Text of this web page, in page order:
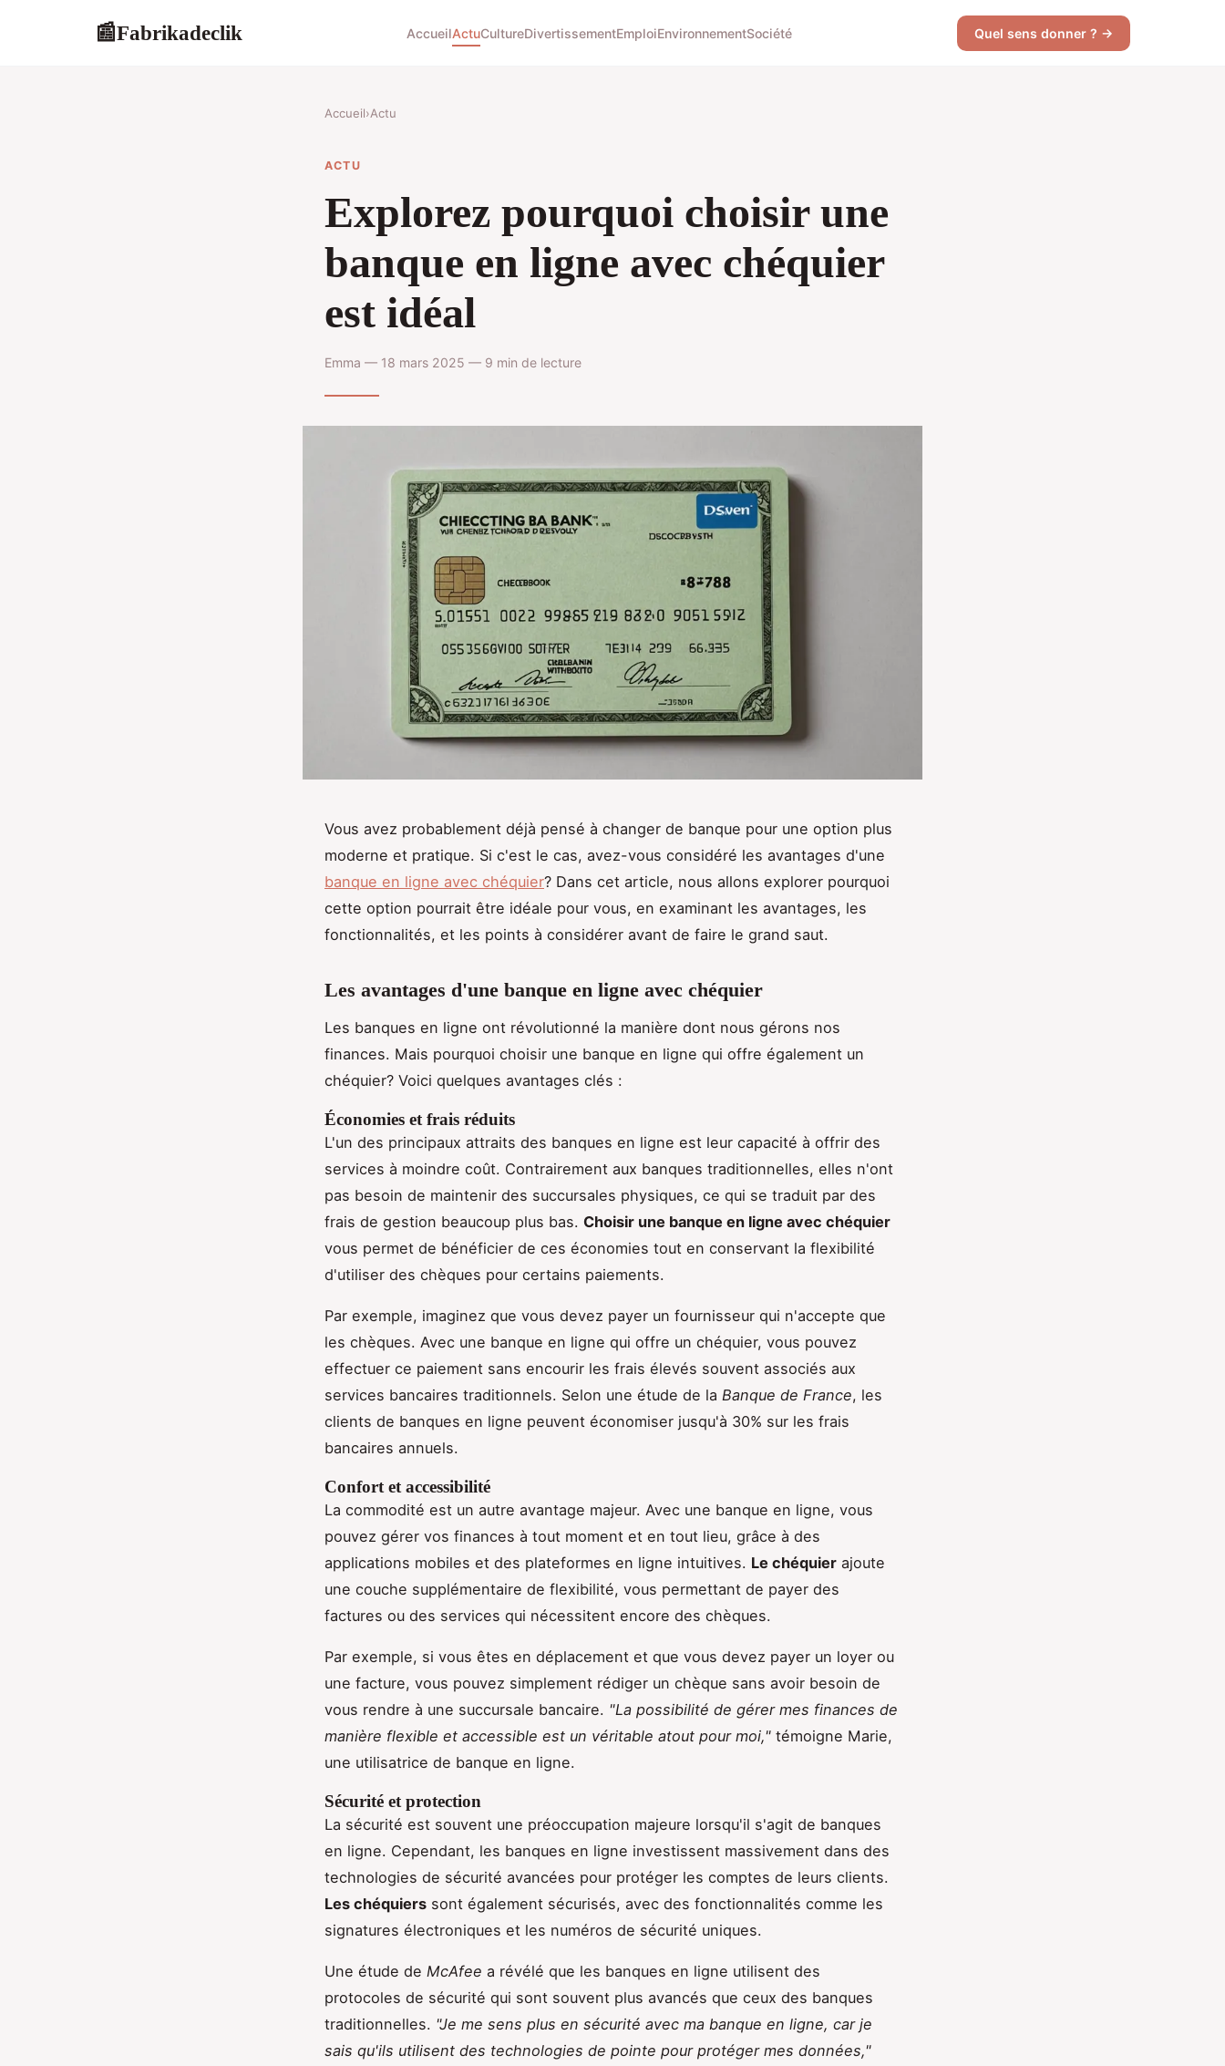
📰Fabrikadeclik AccueilActuCultureDivertissementEmploiEnvironnementSociété Quel sens donner ? →
Accueil›Actu
ACTU
Explorez pourquoi choisir une
banque en ligne avec chéquier
est idéal
Emma — 18 mars 2025 — 9 min de lecture
Vous avez probablement déjà pensé à changer de banque pour une option plus
moderne et pratique. Si c'est le cas, avez-vous considéré les avantages d'une
banque en ligne avec chéquier? Dans cet article, nous allons explorer pourquoi
cette option pourrait être idéale pour vous, en examinant les avantages, les
fonctionnalités, et les points à considérer avant de faire le grand saut.
Les avantages d'une banque en ligne avec chéquier
Les banques en ligne ont révolutionné la manière dont nous gérons nos
finances. Mais pourquoi choisir une banque en ligne qui offre également un
chéquier? Voici quelques avantages clés :
Économies et frais réduits
L'un des principaux attraits des banques en ligne est leur capacité à offrir des
services à moindre coût. Contrairement aux banques traditionnelles, elles n'ont
pas besoin de maintenir des succursales physiques, ce qui se traduit par des
frais de gestion beaucoup plus bas. Choisir une banque en ligne avec chéquier
vous permet de bénéficier de ces économies tout en conservant la flexibilité
d'utiliser des chèques pour certains paiements.
Par exemple, imaginez que vous devez payer un fournisseur qui n'accepte que
les chèques. Avec une banque en ligne qui offre un chéquier, vous pouvez
effectuer ce paiement sans encourir les frais élevés souvent associés aux
services bancaires traditionnels. Selon une étude de la Banque de France, les
clients de banques en ligne peuvent économiser jusqu'à 30% sur les frais
bancaires annuels.
Confort et accessibilité
La commodité est un autre avantage majeur. Avec une banque en ligne, vous
pouvez gérer vos finances à tout moment et en tout lieu, grâce à des
applications mobiles et des plateformes en ligne intuitives. Le chéquier ajoute
une couche supplémentaire de flexibilité, vous permettant de payer des
factures ou des services qui nécessitent encore des chèques.
Par exemple, si vous êtes en déplacement et que vous devez payer un loyer ou
une facture, vous pouvez simplement rédiger un chèque sans avoir besoin de
vous rendre à une succursale bancaire. "La possibilité de gérer mes finances de
manière flexible et accessible est un véritable atout pour moi," témoigne Marie,
une utilisatrice de banque en ligne.
Sécurité et protection
La sécurité est souvent une préoccupation majeure lorsqu'il s'agit de banques
en ligne. Cependant, les banques en ligne investissent massivement dans des
technologies de sécurité avancées pour protéger les comptes de leurs clients.
Les chéquiers sont également sécurisés, avec des fonctionnalités comme les
signatures électroniques et les numéros de sécurité uniques.
Une étude de McAfee a révélé que les banques en ligne utilisent des
protocoles de sécurité qui sont souvent plus avancés que ceux des banques
traditionnelles. "Je me sens plus en sécurité avec ma banque en ligne, car je
sais qu'ils utilisent des technologies de pointe pour protéger mes données,"